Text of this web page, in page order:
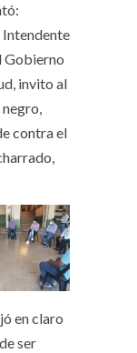
Intendente
Gobierno
invito al
contra el
en claro
ser